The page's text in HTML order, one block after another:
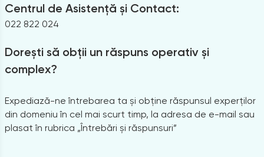
Centrul de Asistență și Contact:
022 822 024
Dorești să obții un răspuns operativ și
complex?
Expediază-ne întrebarea ta și obține răspunsul experților
din domeniu în cel mai scurt timp, la adresa de e-mail sau
plasat în rubrica „Întrebări și răspunsuri”